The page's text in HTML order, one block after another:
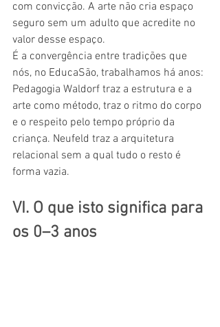
com convicção. A arte não cria espaço
seguro sem um adulto que acredite no
valor desse espaço.
É a convergência entre tradições que
nós, no EducaSão, trabalhamos há anos:
Pedagogia Waldorf traz a estrutura e a
arte como método, traz o ritmo do corpo
e o respeito pelo tempo próprio da
criança. Neufeld traz a arquitetura
relacional sem a qual tudo o resto é
forma vazia.
VI. O que isto significa para
os 0–3 anos